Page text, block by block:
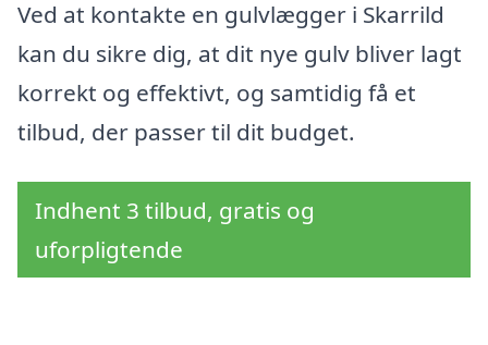
Ved at kontakte en gulvlægger i Skarrild
kan du sikre dig, at dit nye gulv bliver lagt
korrekt og effektivt, og samtidig få et
tilbud, der passer til dit budget.
Indhent 3 tilbud, gratis og
uforpligtende